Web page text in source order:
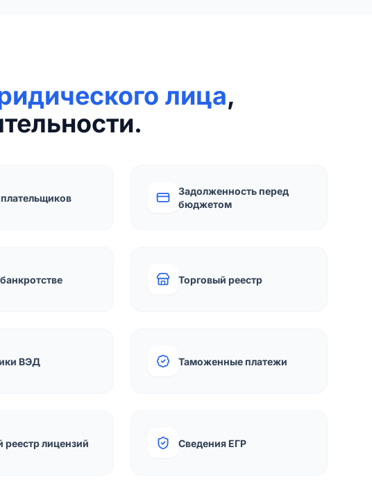
лица,
плательщиков
Задолженность перед
бюджетом
Торговый реестр
ВЭД Таможенные платежи
реестр лицензий Сведения ЕГР